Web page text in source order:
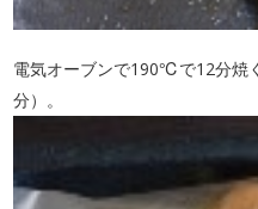
電気オーブンで190℃で12分焼
分）。